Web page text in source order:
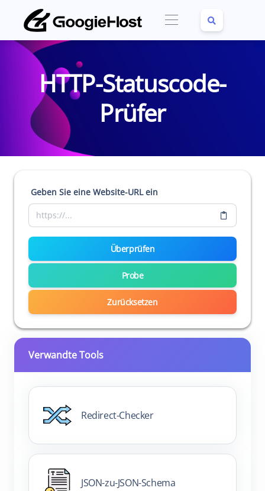
HTTP-Statuscode-
Prüfer
Geben Sie eine Website-URL ein
Überprüfen
Probe
Zurücksetzen
Verwandte Tools
Redirect-Checker
JSON-zu-JSON-Schema